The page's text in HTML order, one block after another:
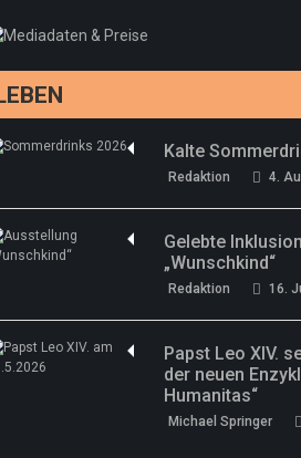
drei neue Specials
Kalte
Redaktion 4.
Gelebte
„Wunschkind“
Redaktion 16.
Papst Leo XIV.
der neuen
Humanitas“
Michael Springer